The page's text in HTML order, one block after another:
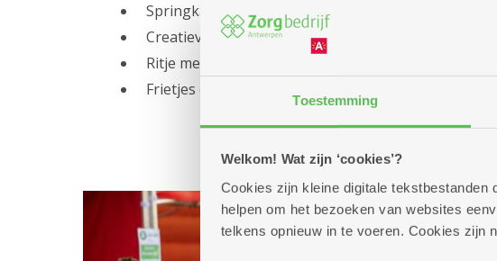
Toestemming
Welkom! Wat zijn ‘cookies’?
Cookies zijn kleine digitale tekstbestanden
helpen om het bezoeken van websites
telkens opnieuw in te voeren. Cookies zijn
Springkasteel
Creatieve workshop
Ritje met riksja
Frietjes en smoutebollen ...